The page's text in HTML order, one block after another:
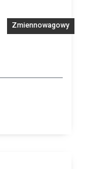
Zmiennowagowy